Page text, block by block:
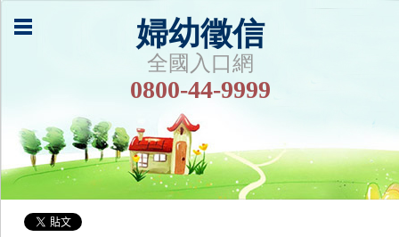
婦幼徵信
全國入口網
0800-44-9999